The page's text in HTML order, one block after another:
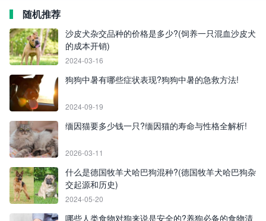
随机推荐
沙皮犬杂交品种的价格是多少?(饲养一只混血沙皮犬
的成本开销)
2024-03-16
狗狗中暑有哪些症状表现?狗狗中暑的急救方法!
2024-09-19
缅因猫要多少钱一只?缅因猫的寿命与性格全解析!
2026-03-11
什么是德国牧羊犬哈巴狗混种?(德国牧羊犬哈巴狗杂
交起源和历史)
2024-05-20
哪些人类食物对狗来说是安全的?养狗必备的食物清